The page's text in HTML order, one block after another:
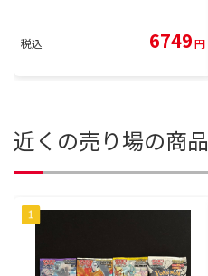
税込 6749円
近くの売り場の商品